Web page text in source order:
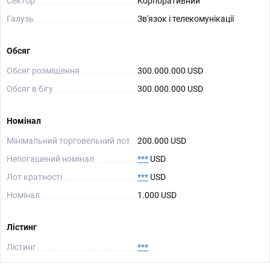
Галузь
Зв'язок і телекомунікації
Обсяг
Обсяг розміщення
300.000.000 USD
Обсяг в бігу
300.000.000 USD
Номінал
Мінімальний торговельний лот
200.000 USD
Непогашений номінал
*** USD
Лот кратності
*** USD
Номінал
1.000 USD
Лістинг
Лістинг ***